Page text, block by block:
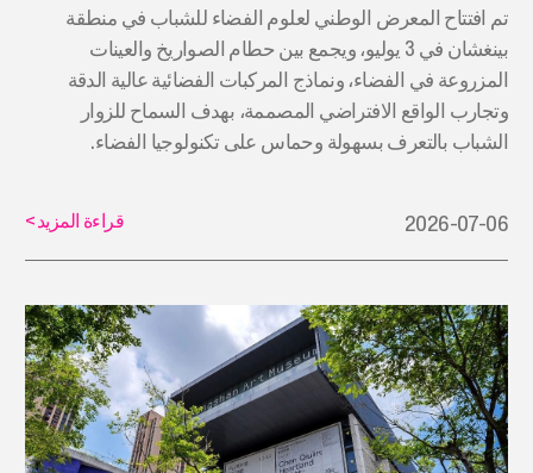
تم افتتاح المعرض الوطني لعلوم الفضاء للشباب في منطقة
بينغشان في 3 يوليو، ويجمع بين حطام الصواريخ والعينات
المزروعة في الفضاء، ونماذج المركبات الفضائية عالية الدقة
وتجارب الواقع الافتراضي المصممة، بهدف السماح للزوار
الشباب بالتعرف بسهولة وحماس على تكنولوجيا الفضاء.
2026-07-06 قراءة المزيد>